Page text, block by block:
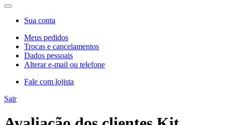
Sua conta
Meus pedidos
Trocas e cancelamentos
Dados pessoais
Alterar e-mail ou telefone
Fale com lojista
Sair